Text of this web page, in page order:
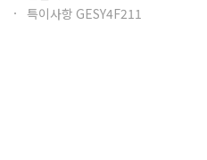
특이사항 GESY4F211